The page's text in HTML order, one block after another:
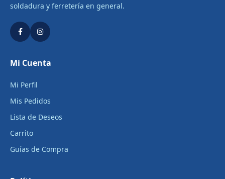
soldadura y ferretería en general.
Mi Cuenta
Mi Perfil
Mis Pedidos
Lista de Deseos
Carrito
Guías de Compra